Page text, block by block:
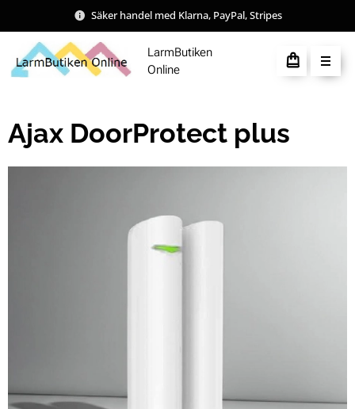
Säker handel med Klarna, PayPal, Stripes
LarmButiken
Online
Ajax DoorProtect plus